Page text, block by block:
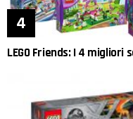
LEGO Friends: I 4